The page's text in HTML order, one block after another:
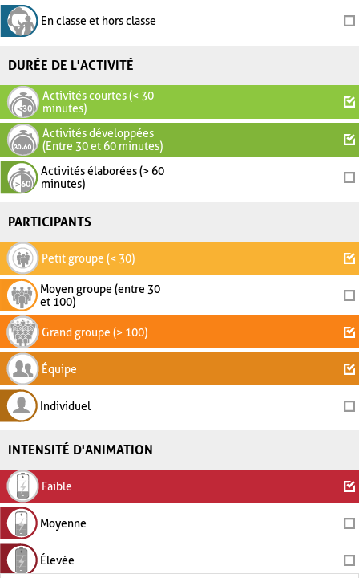
En classe et hors classe
DURÉE DE L'ACTIVITÉ
Activités courtes (< 30
minutes)
Activités développées
(Entre 30 et 60 minutes)
Activités élaborées (> 60
minutes)
PARTICIPANTS
Petit groupe (< 30)
Moyen groupe (entre 30
et 100)
Grand groupe (> 100)
Équipe
Individuel
INTENSITÉ D'ANIMATION
Faible
Moyenne
Élevée